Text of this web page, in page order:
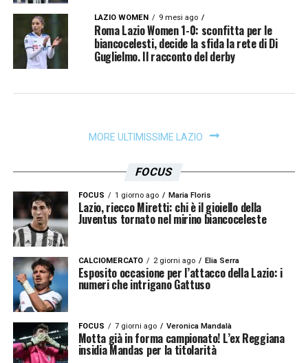
LAZIO WOMEN 9 mesi ago
Roma Lazio Women 1-0: sconfitta per le
biancocelesti, decide la sfida la rete di Di
Guglielmo. Il racconto del derby
MORE ULTIMISSIME LAZIO
FOCUS
FOCUS 1 giorno ago Maria Floris
Lazio, riecco Miretti: chi è il gioiello della
Juventus tornato nel mirino biancoceleste
CALCIOMERCATO 2 giorni ago Elia Serra
Esposito occasione per l’attacco della Lazio: i
numeri che intrigano Gattuso
FOCUS 7 giorni ago Veronica Mandalà
Motta già in forma campionato! L’ex Reggiana
insidia Mandas per la titolarità